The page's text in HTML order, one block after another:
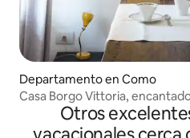
Departamento en Como
Casa Borgo Vittoria,
Otros